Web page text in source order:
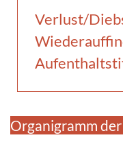
Verlust/
Organigramm